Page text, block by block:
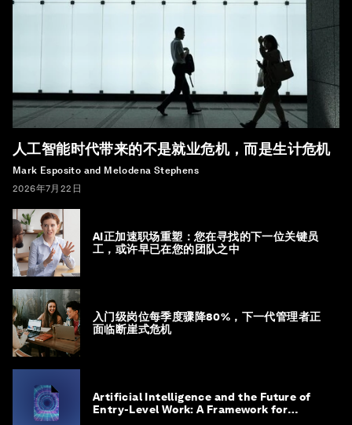
人工智能时代带来的不是就业危机，而是生计危机
Mark Esposito and Melodena Stephens
2026年7月22日
AI正加速职场重塑：您在寻找的下一位关键员
工，或许早已在您的团队之中
入门级岗位每季度骤降80%，下一代管理者正
面临断崖式危机
Artificial Intelligence and the Future of
Entry-Level Work: A Framework for